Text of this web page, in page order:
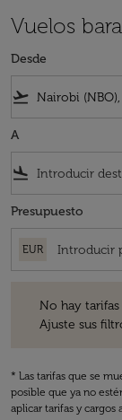
Vuelos
Desde
flight_takeoff
A
flight_land
Presupuesto
EUR
No hay
Ajuste sus
* Las tarifas que se
posible que ya no
aplicar tarifas y cargos